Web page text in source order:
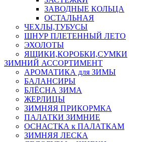
ЗАВОДНЫЕ КОЛЬЦА
ОСТАЛЬНАЯ
ЧЕХЛЫ,ТУБУСЫ
ШНУР ПЛЕТЕННЫЙ ЛЕТО
ЭХОЛОТЫ
ЯЩИКИ,КОРОБКИ,СУМКИ
ЗИМНИЙ АССОРТИМЕНТ
АРОМАТИКА для ЗИМЫ
БАЛАНСИРЫ
БЛЁСНА ЗИМА
ЖЕРЛИЦЫ
ЗИМНЯЯ ПРИКОРМКА
ПАЛАТКИ ЗИМНИЕ
ОСНАСТКА к ПАЛАТКАМ
ЗИМНЯЯ ЛЕСКА